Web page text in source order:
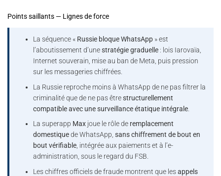
Points saillants — Lignes de force
La séquence « Russie bloque WhatsApp» est
l’aboutissement d’unestratégie graduelle: lois Iarovaïa,
Internet souverain, mise au ban de Meta, puis pression
sur les messageries chiffrées.
La Russie reproche moins à WhatsApp de ne pas filtrer la
criminalité que de ne pas êtrestructurellement
compatible avec une surveillance étatique intégrale.
La superapp Maxjoue le rôle de remplacement
domestiquede WhatsApp, sans chiffrement de bout en
bout vérifiable, intégrée aux paiements et à l’e-
administration, sous le regard du FSB.
Les chiffres officiels de fraude montrent que lesappels